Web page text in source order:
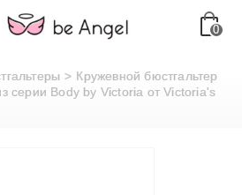
0
> Кружевной бюстгальтер
серии Body by Victoria от Victoria's